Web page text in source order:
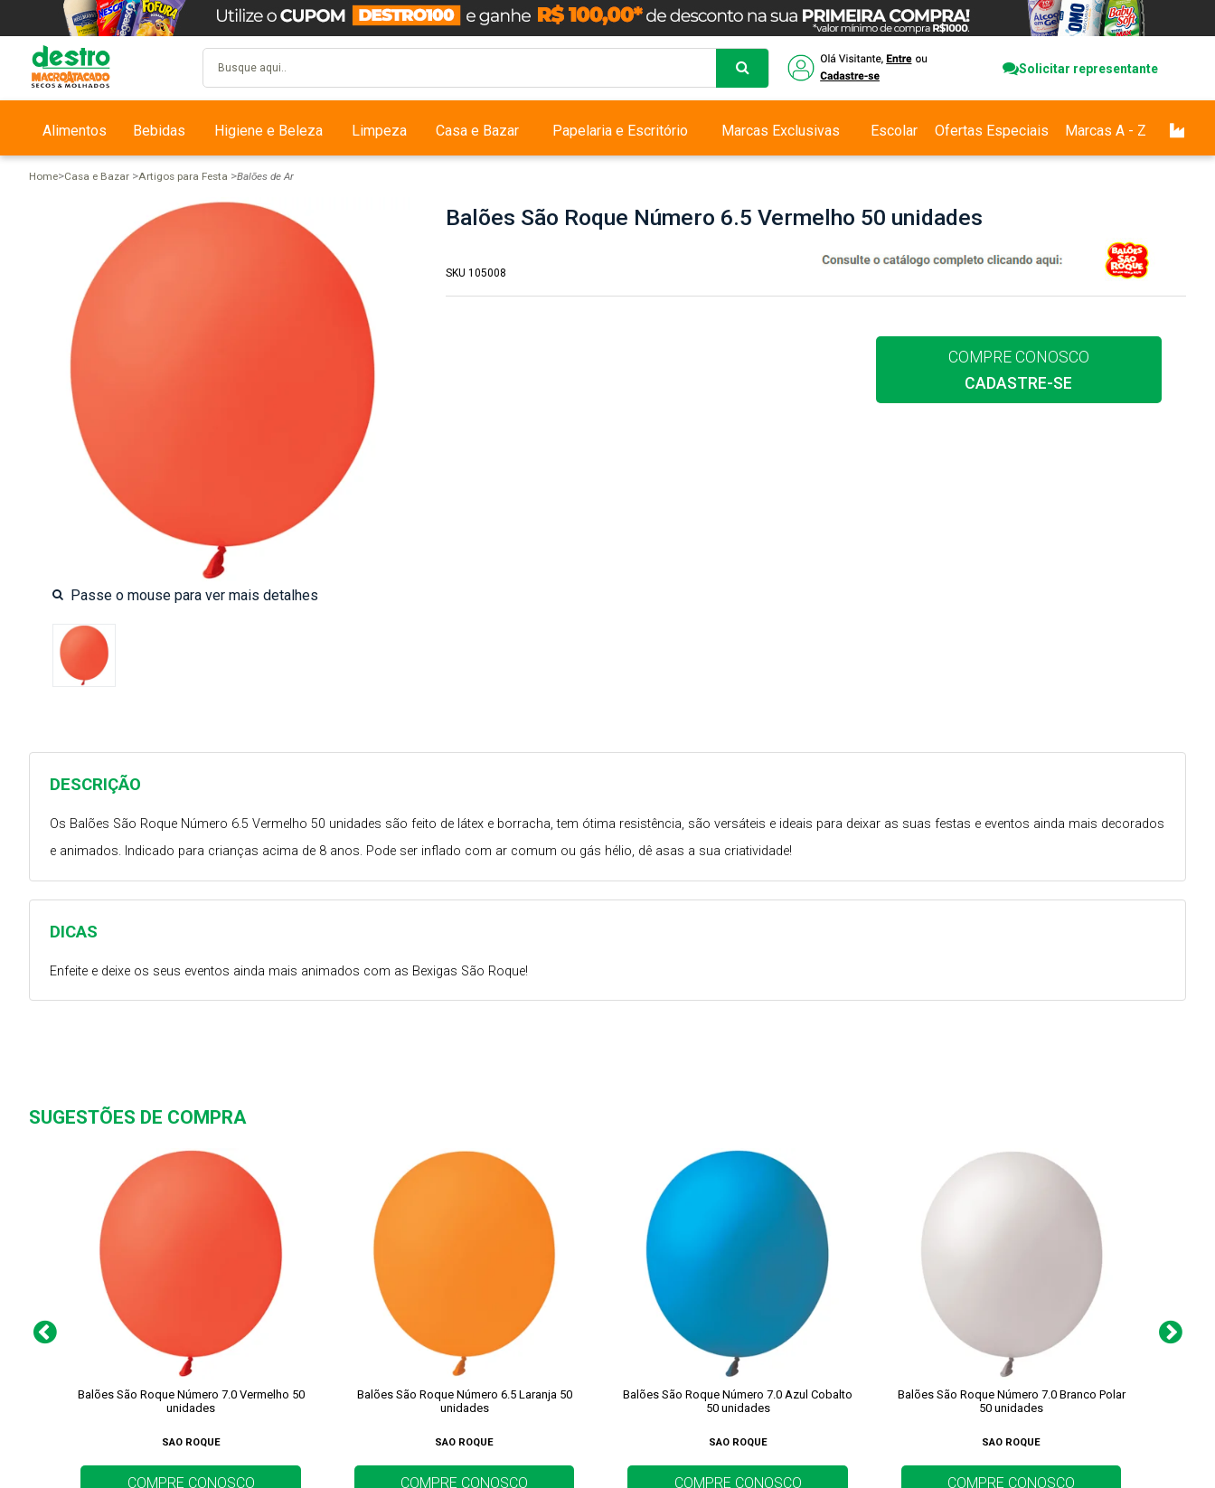
Solicitar representante
Alimentos Bebidas Higiene e Beleza Limpeza Casa e Bazar Papelaria e Escritório Marcas Exclusivas Escolar Ofertas Especiais Marcas A - Z
Home Casa e Bazar Artigos para Festa Balões de Ar
Balões São Roque Número 6.5 Vermelho 50 unidades
SKU 105008
COMPRE CONOSCO
CADASTRE-SE
DICAS
Enfeite e deixe os seus eventos ainda mais animados com as Bexigas São Roque!
DESCRIÇÃO
Os Balões São Roque Número 6.5 Vermelho 50 unidades são feito de látex e borracha, tem ótima resistência, são versáteis e ideais para deixar as suas festas e eventos ainda mais decorados
e animados. Indicado para crianças acima de 8 anos. Pode ser inflado com ar comum ou gás hélio, dê asas a sua criatividade!
SUGESTÕES DE COMPRA
Balões São Roque Número 7.0 Vermelho 50
unidades
SAO ROQUE
COMPRE CONOSCO
Balões São Roque Número 6.5 Laranja 50
unidades
SAO ROQUE
COMPRE CONOSCO
Balões São Roque Número 7.0 Azul Cobalto
50 unidades
SAO ROQUE
COMPRE CONOSCO
Balões São Roque Número 7.0 Branco Polar
50 unidades
SAO ROQUE
COMPRE CONOSCO